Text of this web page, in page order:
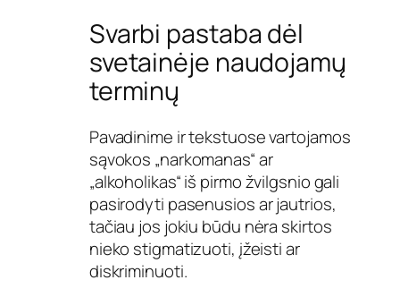
Svarbi pastaba dėl
svetainėje naudojamų
terminų
Pavadinime ir tekstuose vartojamos
sąvokos „narkomanas“ ar
„alkoholikas“ iš pirmo žvilgsnio gali
pasirodyti pasenusios ar jautrios,
tačiau jos jokiu būdu nėra skirtos
nieko stigmatizuoti, įžeisti ar
diskriminuoti.